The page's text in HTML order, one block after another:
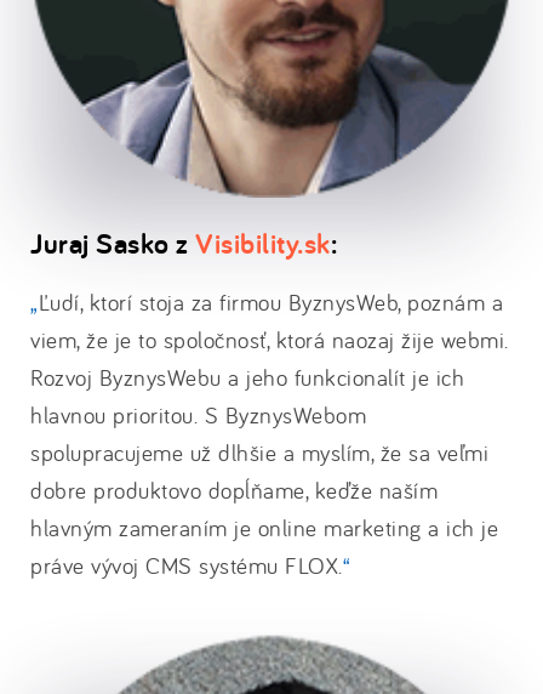
Juraj Sasko zVisibility.sk:
Ľudí, ktorí stoja za firmou ByznysWeb, poznám a
viem, že je to spoločnosť, ktorá naozaj žije webmi.
Rozvoj ByznysWebu a jeho funkcionalít je ich
hlavnou prioritou. S ByznysWebom
spolupracujeme už dlhšie a myslím, že sa veľmi
dobre produktovo dopĺňame, keďže naším
hlavným zameraním je online marketing a ich je
práve vývoj CMS systému FLOX.